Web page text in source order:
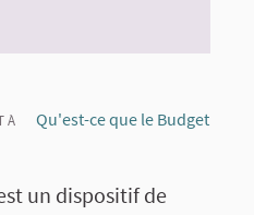
À
Qu'est-ce que le Budget
un dispositif de